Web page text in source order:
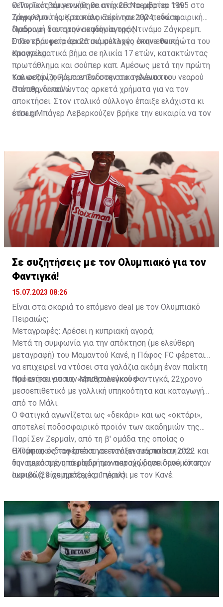
κεντρικός αμυντικός θα ανήκει στο ρόστερ του
Τριφυλλιού έως το καλοκαίρι του 2024, ενώ οι
Πράσινοι διατηρούν οψιόν αγοράς.
Ο Τιν Γεντβάι γεννήθηκε στις 28 Νοεμβρίου 1995 στο
Ζάγκρεμπ της Κροατίας. Ξεκίνησε την ποδοσφαιρική
διαδρομή του στην ακαδημία της Ντινάμο Ζάγκρεμπ.
Στον κορυφαίο κροατικό σύλλογο έκανε τα πρώτα του
επαγγελματικά βήμα σε ηλικία 17 ετών, κατακτώντας
πρωτάθλημα και σούπερ καπ. Αμέσως μετά την πρώτη
του σεζόν, η Ρόμα επένδυσε στο ταλέντο του νεαρού
στόπερ, δαπανώντας αρκετά χρήματα για να τον
αποκτήσει. Στον ιταλικό σύλλογο έπαιξε ελάχιστα κι
έτσι η Μπάγερ Λεβερκούζεν βρήκε την ευκαιρία να τον
Στο Λεβερκούζεν παρέμεινε για μια πενταετία σερί,
προτού δοθεί δανεικός το 2019 στην Άουγκσμπουργκ.
Παίζοντας βασικός σχεδόν σε όλα τα παιχνίδια, η
Λεβερκούζεν αποφάσισε να του δώσει ακόμα μία
σεζόν, την τελευταία του στον γερμανικό σύλλογο. Εν
τέλει το 2021 η Λοκομοτίβ Μόσχας τον αγόρασε και
έτσι ο Γεντβάι συνέχισε την καριέρα του στη Ρωσία.
Εκεί έπαιξε για μιάμιση σεζόν, προτού ζητήσει να
φύγει το χειμώνα του 2023, λόγω του αποκλεισμού
των ρωσικών ομάδων από τις ευρωπαϊκές
διοργανώσεις. Δόθηκε δανεικός στην Αλ Αΐν όπου
αγωνίστηκε έως τον περασμένο Μάιο.
Ο Γεντβάι μετράει 26 συμμετοχές στην εθνική
Κροατίας.
Καλωσορίζουμε τον Τιν στην οικογένεια του
Παναθηναϊκού!»
sdna.gr
Σε συζητήσεις με τον Ολυμπιακό για τον
Φαντιγκά!
15.07.2023 08:26
Είναι στα σκαριά το επόμενο deal με τον Ολυμπιακό
Πειραιώς;
Μεταγραφές: Αρέσει η κυπριακή αγορά;
Μετά τη συμφωνία για την απόκτηση (με ελεύθερη
μεταγραφή) του Μαμαντού Κανέ, η Πάφος FC φέρεται
να επιχειρεί να ντύσει στα γαλάζια ακόμη έναν παίκτη
που ανήκει στους «ερυθρολεύκους».
Πρόκειται για τον Μπαντιουγκού Φαντιγκά, 22χρονο
μεσοεπιθετικό με γαλλική υπηκοότητα και καταγωγή
από το Μάλι.
Ο Φατιγκά αγωνίζεται ως «δεκάρι» και ως «οκτάρι»,
αποτελεί ποδοσφαιρικό προϊόν των ακαδημιών της
Παρί Σεν Ζερμαίν, από τη β' ομάδα της οποίας ο
Ολυμπιακός τον απέκτησε τον Ιανουάριο του 2022 και
την περασμένη περίοδο τον παραχώρησε δανεικό στον
Ιωνικό (29 συμμετοχές, 1 γκολ).
Η Πάφος ενδιαφέρεται να εντάξει τον παίκτη στο
δυναμικό της υπό μορφή μονοετούς δανεισμού, όπως
ακριβώς είχε πράξει και πέρυσι με τον Κανέ.